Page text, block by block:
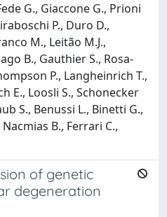
G., Giaccone G., Prioni
P., Duro D.,
M., Leitão M.J.,
B., Gauthier S., Rosa-
P., Langheinrich T.,
E., Loosli S., Schonecker
S., Benussi L., Binetti G.,
B., Ferrari C.,
of genetic
degeneration